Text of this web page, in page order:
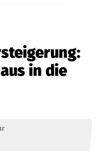
in die